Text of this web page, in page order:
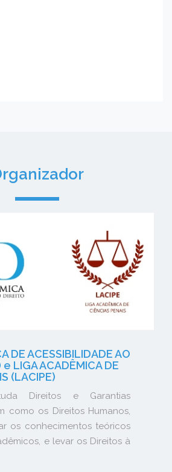
DE ACESSIBILIDADE AO
LIGA ACADÊMICA DE
(LACIPE)
Direitos e Garantias
como os Direitos Humanos,
os conhecimentos teóricos
e levar os Direitos à